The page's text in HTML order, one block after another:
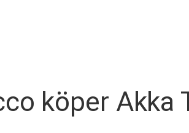
köper Akka